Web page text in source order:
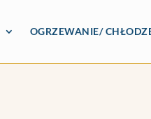
OGRZEWANIE/